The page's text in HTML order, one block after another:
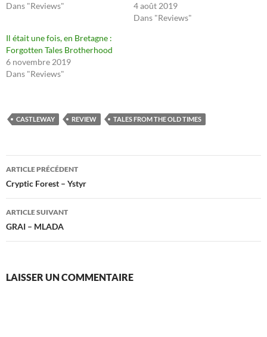
Dans "Reviews"
4 août 2019
Dans "Reviews"
Il était une fois, en Bretagne :
Forgotten Tales Brotherhood
6 novembre 2019
Dans "Reviews"
CASTLEWAY REVIEW TALES FROM THE OLD TIMES
Navigation
des
articles
ARTICLE PRÉCÉDENT
Cryptic Forest – Ystyr
ARTICLE SUIVANT
GRAI – MLADA
LAISSER UN COMMENTAIRE